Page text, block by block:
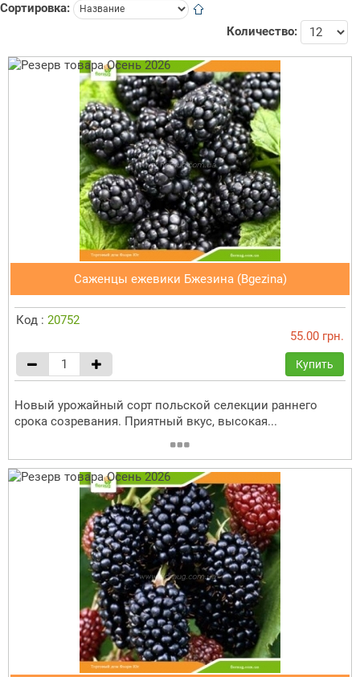
Сортировка:
Количество:
Саженцы ежевики Бжезина (Bgezina)
Код : 20752
55.00 грн.
Купить
Новый урожайный сорт польской селекции раннего
срока созревания. Приятный вкус, высокая...